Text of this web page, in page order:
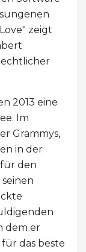
zeigt
2013 eine
Im
Grammys,
in der
den
dem er
das beste